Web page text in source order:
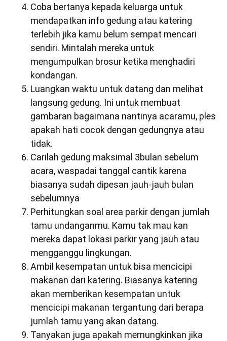
Coba bertanya kepada keluarga untuk
mendapatkan info gedung atau katering
terlebih jika kamu belum sempat mencari
sendiri. Mintalah mereka untuk
mengumpulkan brosur ketika menghadiri
kondangan.
Luangkan waktu untuk datang dan melihat
langsung gedung. Ini untuk membuat
gambaran bagaimana nantinya acaramu, ples
apakah hati cocok dengan gedungnya atau
tidak.
Carilah gedung maksimal 3bulan sebelum
acara, waspadai tanggal cantik karena
biasanya sudah dipesan jauh-jauh bulan
sebelumnya
Perhitungkan soal area parkir dengan jumlah
tamu undanganmu. Kamu tak mau kan
mereka dapat lokasi parkir yang jauh atau
mengganggu lingkungan.
Ambil kesempatan untuk bisa mencicipi
makanan dari katering. Biasanya katering
akan memberikan kesempatan untuk
mencicipi makanan tergantung dari berapa
jumlah tamu yang akan datang.
Tanyakan juga apakah memungkinkan jika